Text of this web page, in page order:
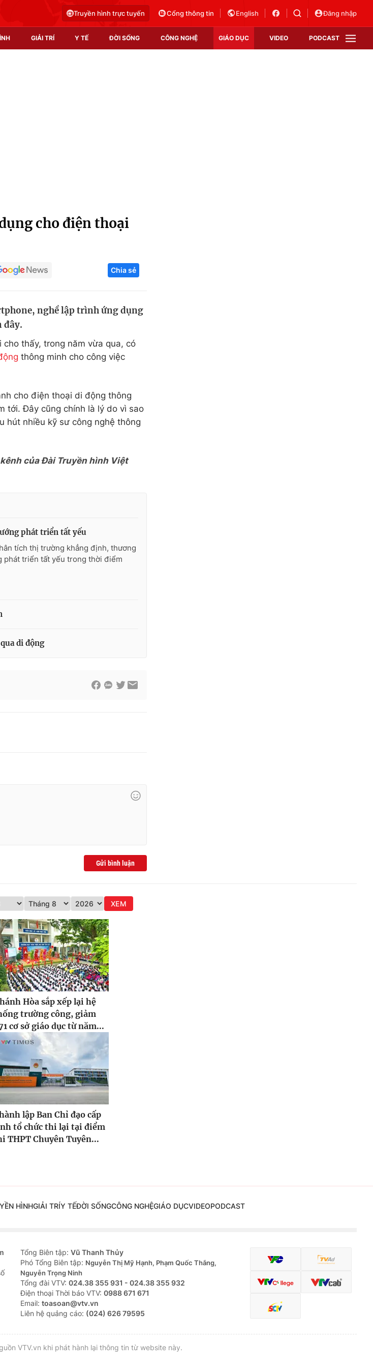
Truyền hình trực tuyến Cổng thông tin English Đăng nhập
GIẢI TRÍ Y TẾ ĐỜI SỐNG CÔNG NGHỆ GIÁO DỤC VIDEO PODCAST
Infographic
Công nghệ
Sản phẩm
Tư vấn
cho điện thoại
Chia sẻ
nghề lập trình ứng dụng
đây.
thấy, trong năm vừa qua, có
thông minh cho công việc
cho điện thoại di động thông
tới. Đây cũng chính là lý do vì sao
hút nhiều kỹ sư công nghệ thông
của Đài Truyền hình Việt
phát triển tất yếu
tích thị trường khẳng định, thương
phát triển tất yếu trong thời điểm
di động
Gửi bình luận
XEM
Hòa sắp xếp lại hệ
trường công, giảm
cơ sở giáo dục từ năm...
lập Ban Chỉ đạo cấp
tổ chức thi lại tại điểm
THPT Chuyên Tuyên...
HÌNHGIẢI TRÍY TẾĐỜI SỐNGCÔNG NGHỆGIÁO DỤCVIDEOPODCAST
Tổng Biên tập: Vũ Thanh Thủy
Phó Tổng Biên tập: Nguyễn Thị Mỹ Hạnh, Phạm Quốc Thắng,
Nguyễn Trọng Ninh
Tổng đài VTV: 024.38 355 931 - 024.38 355 932
Ðiện thoại Thời báo VTV: 0988 671 671
Email: toasoan@vtv.vn
Liên hệ quảng cáo: (024) 626 79595
VTV.vn khi phát hành lại thông tin từ website này.